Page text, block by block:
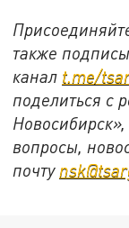
также
канал t.me/
поделиться с
вопросы,
почту